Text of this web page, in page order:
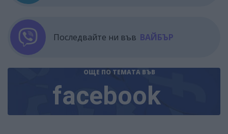
Последвайте ни във ВАЙБЪР
ОЩЕ ПО ТЕМАТА ВЪВ
facebook